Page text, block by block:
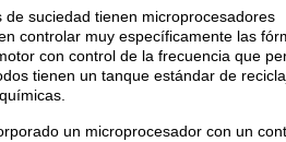
de suciedad tienen microprocesadores
controlar muy específicamente las
con control de la frecuencia que
tienen un tanque estándar de
un microprocesador con un